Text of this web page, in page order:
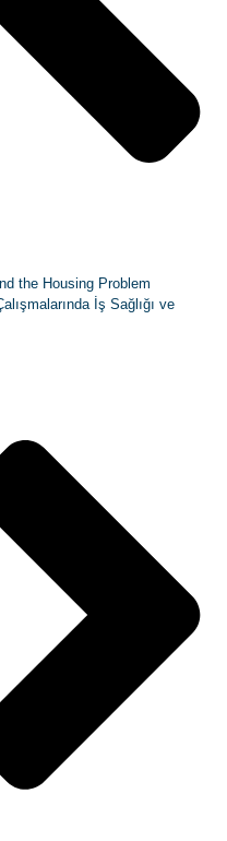
the Housing Problem
İş Sağlığı ve